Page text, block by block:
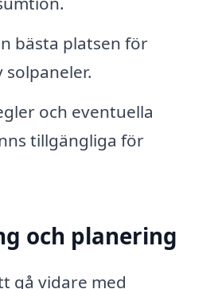
bästa platsen för
och eventuella
tillgängliga för
och planering
gå vidare med